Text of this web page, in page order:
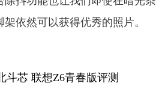
依然可以获得优秀的照片。